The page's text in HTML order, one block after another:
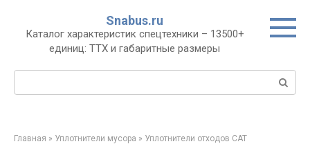
контенту
Snabus.ru
Каталог характеристик спецтехники – 13500+
единиц: ТТХ и габаритные размеры
Главная » Уплотнители мусора » Уплотнители отходов CAT